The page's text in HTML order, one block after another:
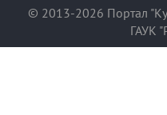
© 2013-2026 Портал
ГАУК